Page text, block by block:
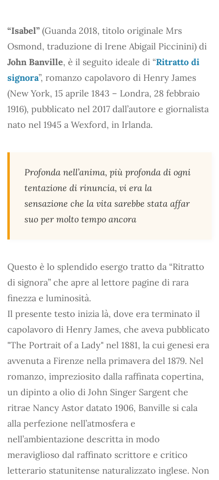
“Isabel” (Guanda 2018, titolo originale Mrs
Osmond, traduzione di Irene Abigail Piccinini) di
John Banville, è il seguito ideale di “Ritratto di
signora”, romanzo capolavoro di Henry James
(New York, 15 aprile 1843 – Londra, 28 febbraio
1916), pubblicato nel 2017 dall’autore e giornalista
nato nel 1945 a Wexford, in Irlanda.
Profonda nell’anima, più profonda di ogni
tentazione di rinuncia, vi era la
sensazione che la vita sarebbe stata affar
suo per molto tempo ancora
Questo è lo splendido esergo tratto da “Ritratto
di signora” che apre al lettore pagine di rara
finezza e luminosità.
Il presente testo inizia là, dove era terminato il
capolavoro di Henry James, che aveva pubblicato
"The Portrait of a Lady" nel 1881, la cui genesi era
avvenuta a Firenze nella primavera del 1879. Nel
romanzo, impreziosito dalla raffinata copertina,
un dipinto a olio di John Singer Sargent che
ritrae Nancy Astor datato 1906, Banville si cala
alla perfezione nell’atmosfera e
nell’ambientazione descritta in modo
meraviglioso dal raffinato scrittore e critico
letterario statunitense naturalizzato inglese. Non